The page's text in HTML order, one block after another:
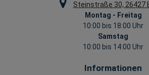
Steinstraße 30, 26427
Montag - Freitag
10:00 bis 18:00 Uhr
Samstag
10:00 bis 14:00 Uhr
Informationen